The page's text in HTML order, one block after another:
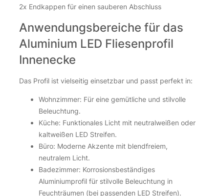
2x Endkappen für einen sauberen Abschluss
Anwendungsbereiche für das
Aluminium LED Fliesenprofil
Innenecke
Das Profil ist vielseitig einsetzbar und passt perfekt in:
Wohnzimmer: Für eine gemütliche und stilvolle
Beleuchtung.
Küche: Funktionales Licht mit neutralweißen oder
kaltweißen LED Streifen.
Büro: Moderne Akzente mit blendfreiem,
neutralem Licht.
Badezimmer: Korrosionsbeständiges
Aluminiumprofil für stilvolle Beleuchtung in
Feuchträumen (bei passenden LED Streifen).